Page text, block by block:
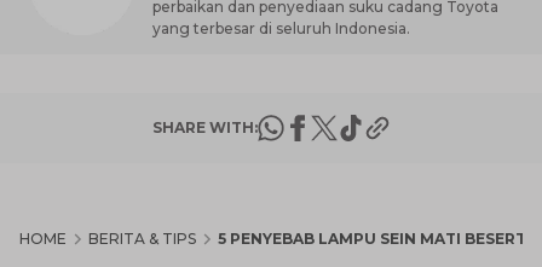
perbaikan dan penyediaan suku cadang Toyota
yang terbesar di seluruh Indonesia.
SHARE WITH:
HOME BERITA & TIPS 5 PENYEBAB LAMPU SEIN MATI BESERTA